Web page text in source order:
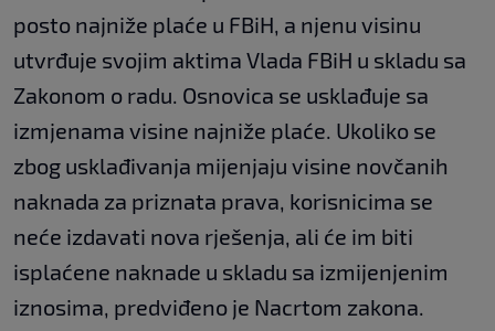
posto najniže plaće u FBiH, a njenu visinu
utvrđuje svojim aktima Vlada FBiH u skladu sa
Zakonom o radu. Osnovica se usklađuje sa
izmjenama visine najniže plaće. Ukoliko se
zbog usklađivanja mijenjaju visine novčanih
naknada za priznata prava, korisnicima se
neće izdavati nova rješenja, ali će im biti
isplaćene naknade u skladu sa izmijenjenim
iznosima, predviđeno je Nacrtom zakona.